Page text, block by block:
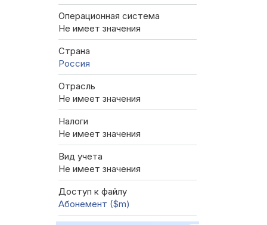
Операционная система
Не имеет значения
Страна
Россия
Отрасль
Не имеет значения
Налоги
Не имеет значения
Вид учета
Не имеет значения
Доступ к файлу
Абонемент ($m)